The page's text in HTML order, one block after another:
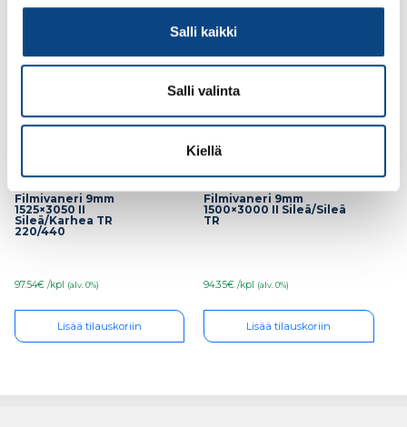
Salli kaikki
Salli valinta
Kiellä
Filmivaneri 9mm
1525×3050 II
Sileä/Karhea TR
220/440
97.54€ /kpl (alv. 0%)
Lisää tilauskoriin
Filmivaneri 9mm
1500×3000 II Sileä/Sileä
TR
94.35€ /kpl (alv. 0%)
Lisää tilauskoriin